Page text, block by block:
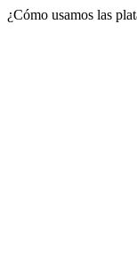
¿Cómo usamos las